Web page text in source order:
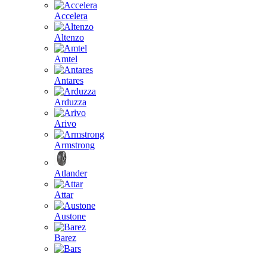
Accelera
Altenzo
Amtel
Antares
Arduzza
Arivo
Armstrong
Atlander
Attar
Austone
Barez